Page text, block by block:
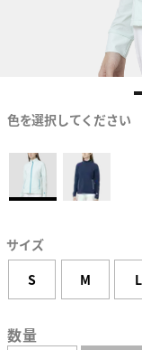
色を選択してください
サイズ
S
M L
数量